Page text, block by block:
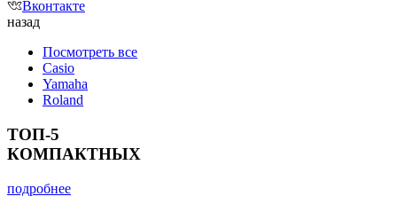
Вконтакте
назад
Посмотреть все
Casio
Yamaha
Roland
ТОП-5
КОМПАКТНЫХ
подробнее